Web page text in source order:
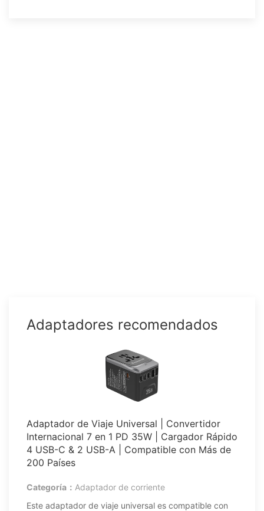
Adaptadores recomendados
Adaptador de Viaje Universal | Convertidor
Internacional 7 en 1 PD 35W | Cargador Rápido
4 USB-C & 2 USB-A | Compatible con Más de
200 Países
Categoría： Adaptador de corriente
Este adaptador de viaje universal es compatible con